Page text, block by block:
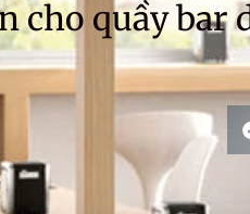
cho quầy bar